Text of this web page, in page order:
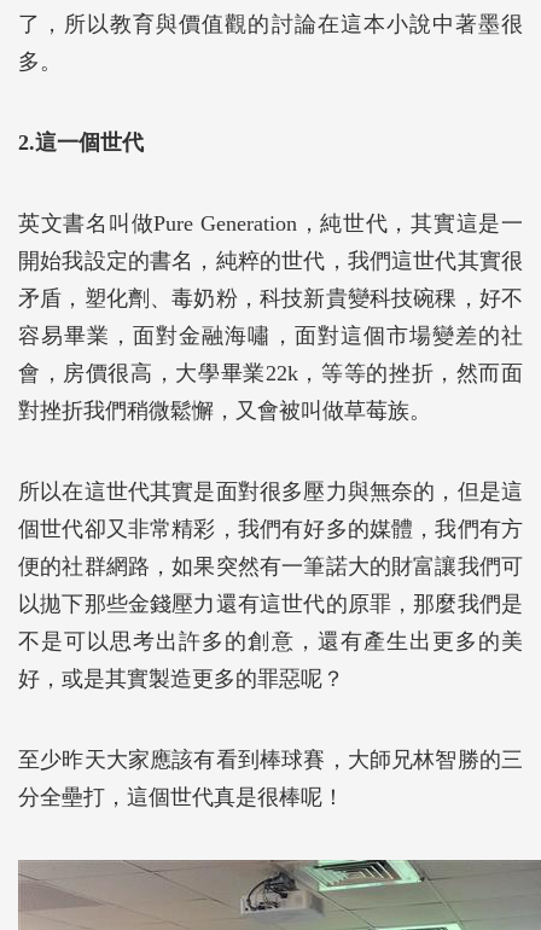
了，所以教育與價值觀的討論在這本小說中著墨很
多。
2.這一個世代
英文書名叫做Pure Generation，純世代，其實這是一
開始我設定的書名，純粹的世代，我們這世代其實很
矛盾，塑化劑、毒奶粉，科技新貴變科技碗稞，好不
容易畢業，面對金融海嘯，面對這個市場變差的社
會，房價很高，大學畢業22k，等等的挫折，然而面
對挫折我們稍微鬆懈，又會被叫做草莓族。
所以在這世代其實是面對很多壓力與無奈的，但是這
個世代卻又非常精彩，我們有好多的媒體，我們有方
便的社群網路，如果突然有一筆諾大的財富讓我們可
以拋下那些金錢壓力還有這世代的原罪，那麼我們是
不是可以思考出許多的創意，還有產生出更多的美
好，或是其實製造更多的罪惡呢？
至少昨天大家應該有看到棒球賽，大師兄林智勝的三
分全壘打，這個世代真是很棒呢！